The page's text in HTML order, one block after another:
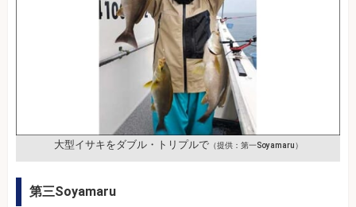
大型イサキをダブル・トリプルで（提供：第一Soyamaru）
第三Soyamaru